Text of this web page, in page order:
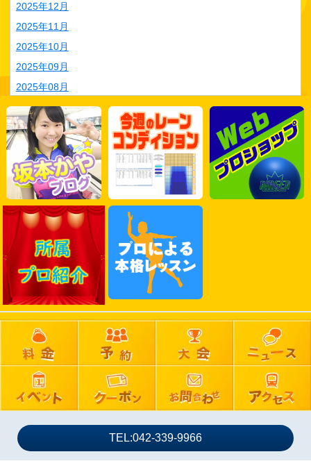
2025年12月
2025年11月
2025年10月
2025年09月
2025年08月
2025年07月
2025年06月
2025年05月
2025年04月
2025年03月
2025年02月
2025年01月
2024年12月
2024年11月
2024年10月
2024年09月
2024年08月
2024年07月
2024年06月
2024年05月
2024年04月
2024年03月
2024年02月
TEL:042-339-9966